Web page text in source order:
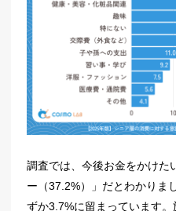
調査では、今後お金をかけた
ー（37.2%）」だとわかりま
ずか3.7%に留まっています